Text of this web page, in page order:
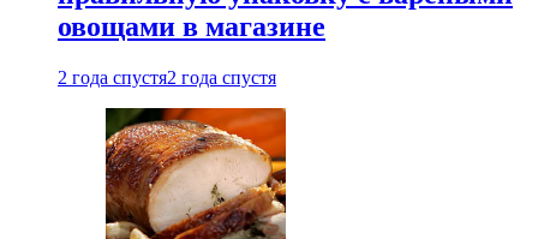
овощами в магазине
2 года спустя2 года спустя